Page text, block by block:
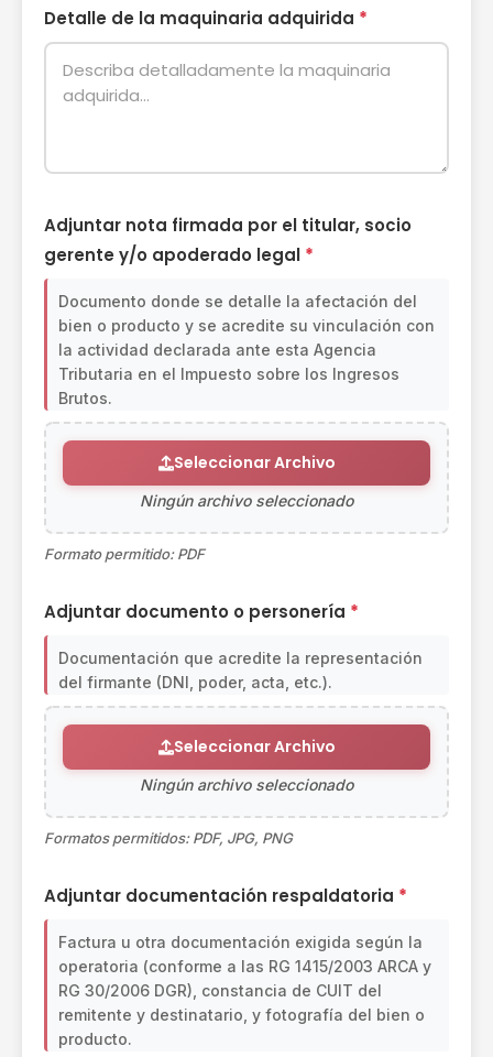
Detalle de la maquinaria adquirida *
Adjuntar nota firmada por el titular, socio
gerente y/o apoderado legal *
Documento donde se detalle la afectación del
bien o producto y se acredite su vinculación con
la actividad declarada ante esta Agencia
Tributaria en el Impuesto sobre los Ingresos
Brutos.
Seleccionar Archivo
Ningún archivo seleccionado
Formato permitido: PDF
Adjuntar documento o personería *
Documentación que acredite la representación
del firmante (DNI, poder, acta, etc.).
Seleccionar Archivo
Ningún archivo seleccionado
Formatos permitidos: PDF, JPG, PNG
Adjuntar documentación respaldatoria *
Factura u otra documentación exigida según la
operatoria (conforme a las RG 1415/2003 ARCA y
RG 30/2006 DGR), constancia de CUIT del
remitente y destinatario, y fotografía del bien o
producto.